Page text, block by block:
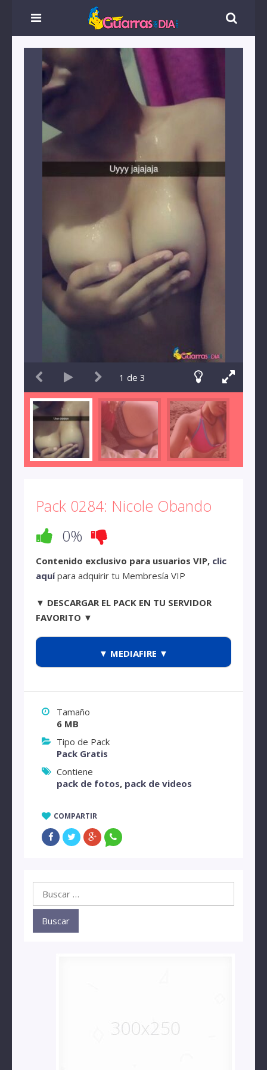
1 de 3
Pack 0284: Nicole Obando
0%
Contenido exclusivo para usuarios VIP, clic
aquípara adquirir tu Membresía VIP
▼ DESCARGAR EL PACK EN TU SERVIDOR
FAVORITO ▼
▼ MEDIAFIRE ▼
Tamaño
6 MB
Tipo de Pack
Pack Gratis
Contiene
pack de fotos, pack de videos
COMPARTIR